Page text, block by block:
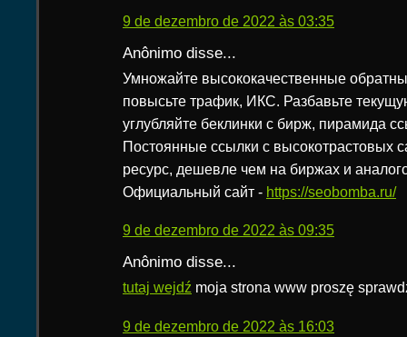
9 de dezembro de 2022 às 03:35
Anônimo disse...
Умножайте высококачественные
повысьте трафик, ИКС. Разбавьте
углубляйте беклинки с бирж, пирамида
Постоянные ссылки с высокотрастовых
ресурс, дешевле чем на биржах и
Официальный сайт - https://seobomba.ru/
9 de dezembro de 2022 às 09:35
Anônimo disse...
tutaj wejdź moja strona www proszę
9 de dezembro de 2022 às 16:03